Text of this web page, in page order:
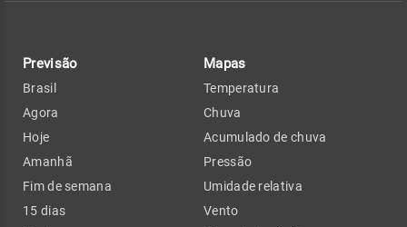
Previsão
Brasil
Agora
Hoje
Amanhã
Fim de semana
15 dias
Mapas
Temperatura
Chuva
Acumulado de chuva
Pressão
Umidade relativa
Vento